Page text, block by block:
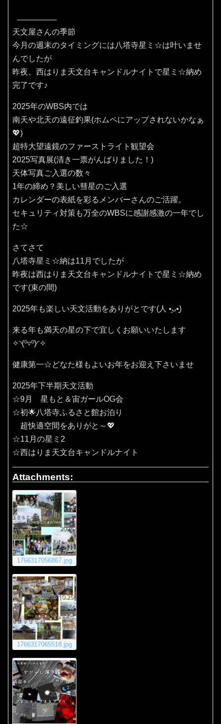
天文屋さんの季節
今月の週末のタイミングには八塔寺星ミ☆は叶いませ
んでしたが
昨夜、西はりま天文台キャンドルナイトで星ミ☆納め
完了です♪
2025年のWBS内では
南天や北天の遠征釣果(ホムペにアップされないかなぁ
💖)
超特大望遠鏡のファーストライト観望会
2025写真展(清き一票がんばりました！)
天体写真ご入選の数々
1年の締め？美しい彗星のご入選
カレンダーの表紙を彩るメンバーさんのご活躍。
セキュリティ対策も万全のWBSに感謝感激の一年でし
た☆
さてさて
八塔寺星ミ☆納は11月でしたが
昨夜は西はりま天文台キャンドルナイトで星ミ☆納め
です(束の間)
2025年も楽しい天文活動をありがとです(⁠人⁠ ⁠•͈⁠ᴗ⁠•͈⁠)
来る年も満天の星の下で宜しくお願いいたします
✧⁠◝⁠(⁠⁰⁠▿⁠⁰⁠)⁠◜⁠✧
健康第一☆どなた様もよいお年をお迎え下さいませ
2025年下半期天文活動
☆9月 星もと＆宙ガールOG会
☆初🌟八塔寺ふるさと館お泊り
超快適空間をありがと～💖
☆11月の星ミ2
☆西はりま天文台キャンドルナイト
Attachments:
1766317056867.jpg
1766317065518.jpg